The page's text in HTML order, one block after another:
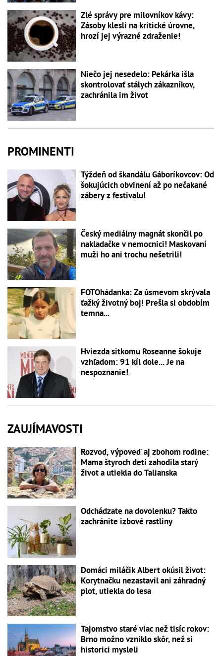
Zlé správy pre milovníkov kávy:
Zásoby klesli na kritické úrovne,
hrozí jej výrazné zdraženie!
Niečo jej nesedelo: Pekárka išla
skontrolovať stálych zákazníkov,
zachránila im život
PROMINENTI
Týždeň od škandálu Gáboríkovcov: Od
šokujúcich obvinení až po nečakané
zábery z festivalu!
Český mediálny magnát skončil po
nakladačke v nemocnici! Maskovaní
muži ho ani trochu nešetrili!
FOTOhádanka: Za úsmevom skrývala
ťažký životný boj! Prešla si obdobím
temna...
Hviezda sitkomu Roseanne šokuje
vzhľadom: 91 kíl dole... Je na
nespoznanie!
ZAUJÍMAVOSTI
Rozvod, výpoveď aj zbohom rodine:
Mama štyroch detí zahodila starý
život a utiekla do Talianska
Odchádzate na dovolenku? Takto
zachránite izbové rastliny
Domáci miláčik Albert okúsil život:
Korytnačku nezastavil ani záhradný
plot, utiekla do lesa
Tajomstvo staré viac než tisíc rokov:
Brno možno vzniklo skôr, než si
historici mysleli